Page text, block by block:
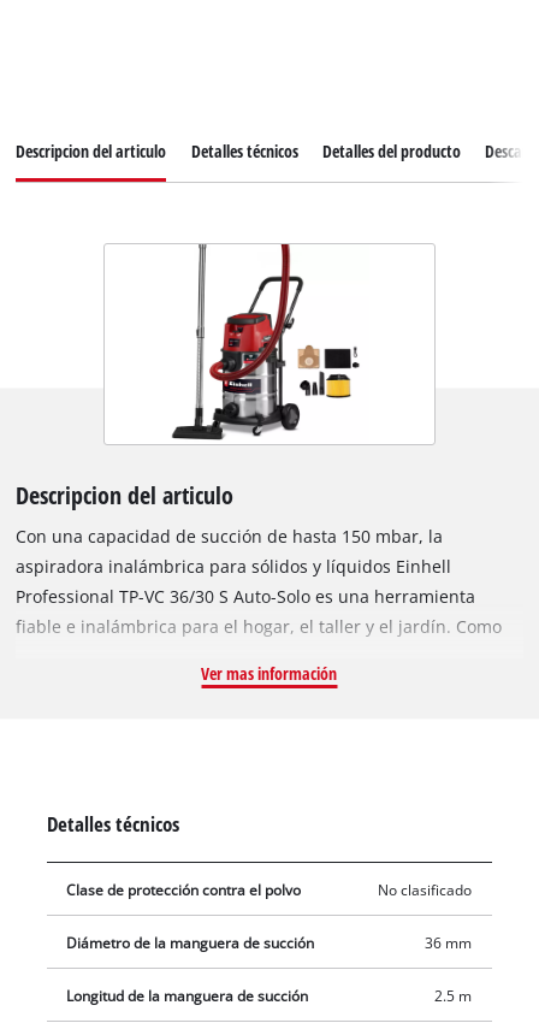
Descripcion del articulo Detalles técnicos Detalles del producto
Descripcion del articulo
Con una capacidad de succión de hasta 150 mbar, la
aspiradora inalámbrica para sólidos y líquidos Einhell
Professional TP-VC 36/30 S Auto-Solo es una herramienta
fiable e inalámbrica para el hogar, el taller y el jardín. Como
funciona con dos baterías Power X-Change de 18 V, lo que
tiene una capacidad de 30 litros. El agua sucia se vacía
fácilmente a través del práctico tapón de drenaje. La conexión
de soplado permite limpiar zonas de difícil acceso, como
gran tamaño facilitan su movilidad y transporte. Esta
aspiradora para sólidos y líquidos es compatible con diversos
dispositivos Einhell para la extracción de residuos. Gracias a
Ver mas información
Detalles técnicos
Clase de protección contra el polvo No clasificado
Diámetro de la manguera de succión 36 mm
Longitud de la manguera de succión 2.5 m